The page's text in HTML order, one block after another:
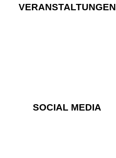
VERANSTALTUNGEN
SOCIAL MEDIA